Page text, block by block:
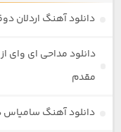
دانلود آهنگ اردلان
دانلود مداحی ای وای
مقدم
دانلود آهنگ سامیاس